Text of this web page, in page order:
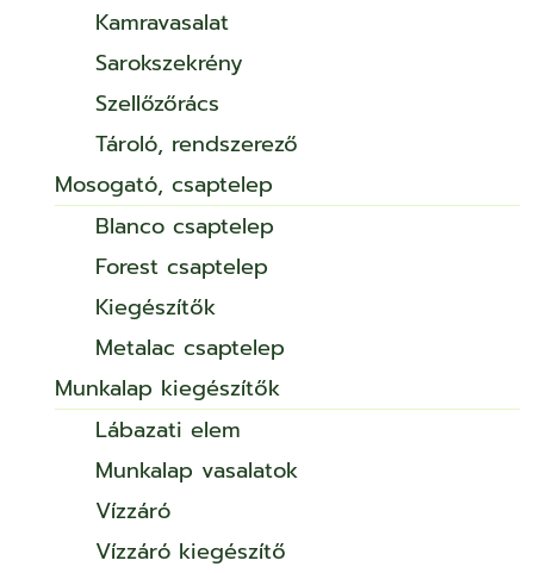
Kamravasalat
Sarokszekrény
Szellőzőrács
Tároló, rendszerező
Mosogató, csaptelep
Blanco csaptelep
Forest csaptelep
Kiegészítők
Metalac csaptelep
Munkalap kiegészítők
Lábazati elem
Munkalap vasalatok
Vízzáró
Vízzáró kiegészítő